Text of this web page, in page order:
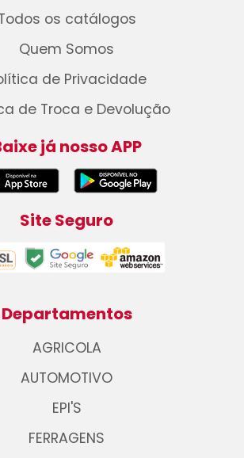
os catálogos
Quem Somos
de Privacidade
de Troca e Devolução
já nosso APP
Site Seguro
Departamentos
AGRICOLA
AUTOMOTIVO
EPI'S
FERRAGENS